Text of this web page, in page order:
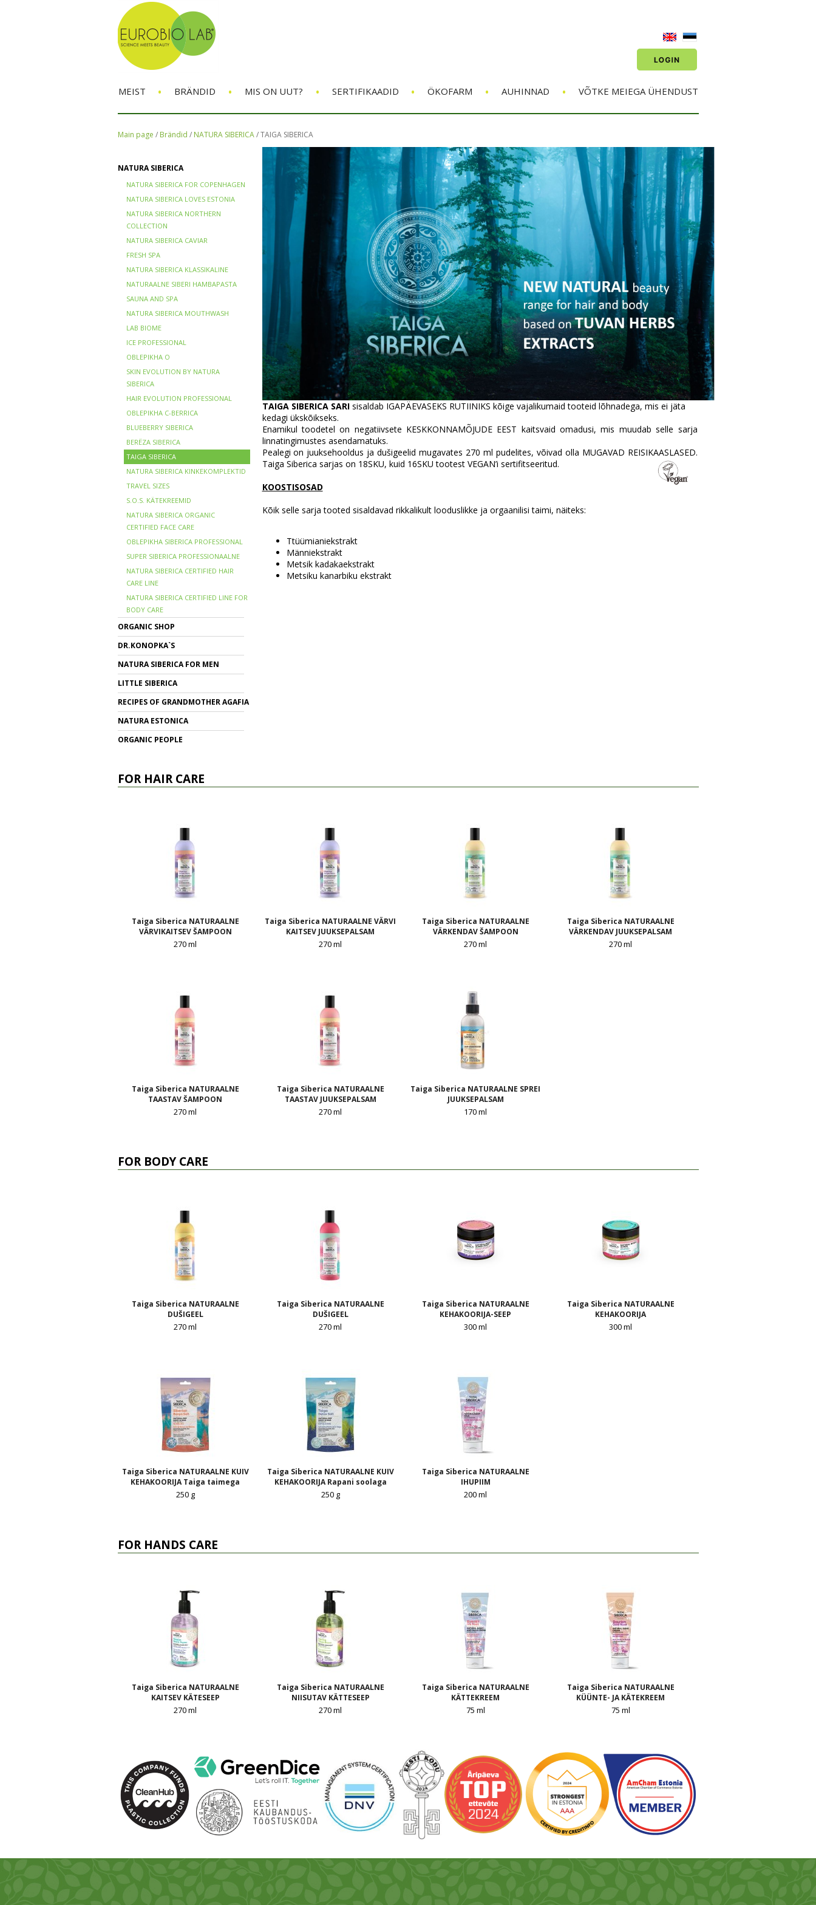
MEIST • BRÄNDID • MIS ON UUT? • SERTIFIKAADID • ÖKOFARM • AUHINNAD • VÕTKE MEIEGA ÜHENDUST
Main page / Brändid / NATURA SIBERICA/TAIGA SIBERICA
NATURA SIBERICA
NATURA SIBERICA FOR COPENHAGEN
NATURA SIBERICA LOVES ESTONIA
NATURA SIBERICA NORTHERN
COLLECTION
NATURA SIBERICA CAVIAR
FRESH SPA
NATURA SIBERICA KLASSIKALINE
NATURAALNE SIBERI HAMBAPASTA
SAUNA AND SPA
NATURA SIBERICA MOUTHWASH
LAB BIOME
ICE PROFESSIONAL
OBLEPIKHA O
SKIN EVOLUTION BY NATURA
SIBERICA
HAIR EVOLUTION PROFESSIONAL
OBLEPIKHA C-BERRICA
BLUEBERRY SIBERICA
BERЁZA SIBERICA
TAIGA SIBERICA
NATURA SIBERICA KINKEKOMPLEKTID
TRAVEL SIZES
S.O.S. KÄTEKREEMID
NATURA SIBERICA ORGANIC
CERTIFIED FACE CARE
OBLEPIKHA SIBERICA PROFESSIONAL
SUPER SIBERICA PROFESSIONAALNE
NATURA SIBERICA CERTIFIED HAIR
CARE LINE
NATURA SIBERICA CERTIFIED LINE FOR
BODY CARE
ORGANIC SHOP
DR.KONOPKA`S
NATURA SIBERICA FOR MEN
LITTLE SIBERICA
RECIPES OF GRANDMOTHER AGAFIA
NATURA ESTONICA
ORGANIC PEOPLE
TAIGA SIBERICA SARIsisaldab IGAPÄEVASEKS RUTIINIKS kõige vajalikumaid tooteid lõhnadega, mis ei jäta
kedagi ükskõikseks.
Enamikul toodetel on negatiivsete KESKKONNAMÕJUDE EEST kaitsvaid omadusi, mis muudab selle sarja
linnatingimustes asendamatuks.
Pealegi on juuksehooldus ja dušigeelid mugavates 270 ml pudelites, võivad olla MUGAVAD REISIKAASLASED.
Taiga Siberica sarjas on 18SKU, kuid 16SKU tootest VEGAN’i sertifitseeritud.
KOOSTISOSAD
Kõik selle sarja tooted sisaldavad rikkalikult looduslikke ja orgaanilisi taimi, näiteks:
Ttüümianiekstrakt
Männiekstrakt
Metsik kadakaekstrakt
Metsiku kanarbiku ekstrakt
FOR HAIR CARE
Taiga Siberica NATURAALNE
VÄRVIKAITSEV ŠAMPOON
270 ml
Taiga Siberica NATURAALNE VÄRVI
KAITSEV JUUKSEPALSAM
270 ml
Taiga Siberica NATURAALNE
VÄRKENDAV ŠAMPOON
270 ml
Taiga Siberica NATURAALNE
VÄRKENDAV JUUKSEPALSAM
270 ml
Taiga Siberica NATURAALNE
TAASTAV ŠAMPOON
270 ml
Taiga Siberica NATURAALNE
TAASTAV JUUKSEPALSAM
270 ml
Taiga Siberica NATURAALNE SPREI
JUUKSEPALSAM
170 ml
FOR BODY CARE
Taiga Siberica NATURAALNE
DUŠIGEEL
270 ml
Taiga Siberica NATURAALNE
DUŠIGEEL
270 ml
Taiga Siberica NATURAALNE
KEHAKOORIJA-SEEP
300 ml
Taiga Siberica NATURAALNE
KEHAKOORIJA
300 ml
Taiga Siberica NATURAALNE KUIV
KEHAKOORIJA Taiga taimega
250 g
Taiga Siberica NATURAALNE KUIV
KEHAKOORIJA Rapani soolaga
250 g
Taiga Siberica NATURAALNE
IHUPIIM
200 ml
FOR HANDS CARE
Taiga Siberica NATURAALNE
KAITSEV KÄTESEEP
270 ml
Taiga Siberica NATURAALNE
NIISUTAV KÄTTESEEP
270 ml
Taiga Siberica NATURAALNE
KÄTTEKREEM
75 ml
Taiga Siberica NATURAALNE
KÜÜNTE- JA KÄTEKREEM
75 ml